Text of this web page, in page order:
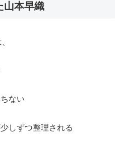
山本早織
ない
しずつ整理される